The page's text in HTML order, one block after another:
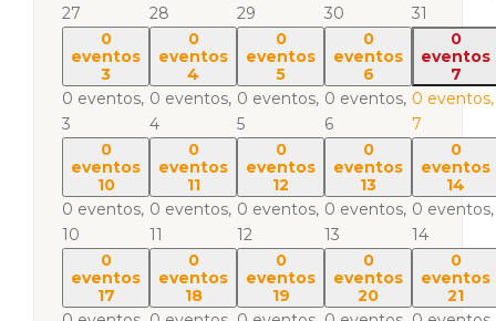
27
28
29
30
31
0
eventos
3
0 eventos,
3
0
eventos
4
0 eventos,
4
0
eventos
5
0 eventos,
5
0
eventos
6
0 eventos,
6
0
eventos
7
0 eventos,
7
0
eventos
10
0 eventos,
10
0
eventos
11
0 eventos,
11
0
eventos
12
0 eventos,
12
0
eventos
13
0 eventos,
13
0
eventos
14
0 eventos,
14
0
eventos
17
0
eventos
18
0
eventos
19
0
eventos
20
0
eventos
21